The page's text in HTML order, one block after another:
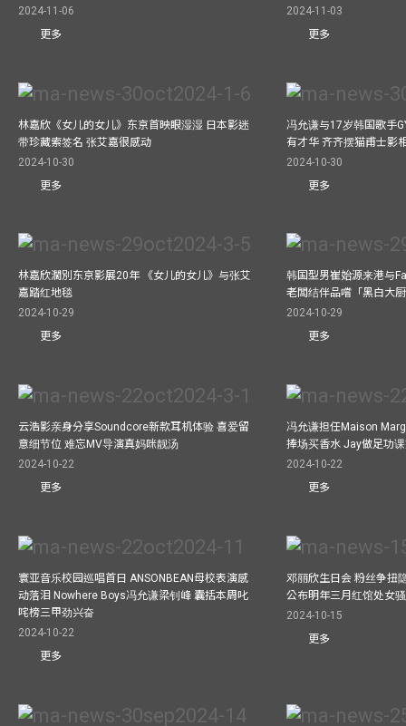
2024-11-06
更多
2024-11-03
更多
林嘉欣《女儿的女儿》东京首映眼湿湿 日本影迷
带珍藏索签名 张艾嘉很感动
2024-10-30
更多
冯允谦与17岁韩国歌手
有才华 齐齐摆猫甫士影
2024-10-30
更多
林嘉欣濶別东京影展20年 《女儿的女儿》与张艾
嘉踏红地毯
2024-10-29
更多
韩国型男崔始源来港与
老闆结伴品嚐「黑白大
2024-10-29
更多
云浩影亲身分享Soundcore新款耳机体验 喜爱留
意细节位 难忘MV导演真妈咪靓汤
2024-10-22
更多
冯允谦担任Maison
捧场买香水 Jay做足功
2024-10-22
更多
寰亚音乐校园巡唱首日 ANSONBEAN母校表演感
动落泪 Nowhere Boys冯允谦梁钊峰 囊括本周叱
咤榜三甲劲兴奋
2024-10-22
更多
邓丽欣生日会 粉丝争扭
公布明年三月红馆处女
2024-10-15
更多